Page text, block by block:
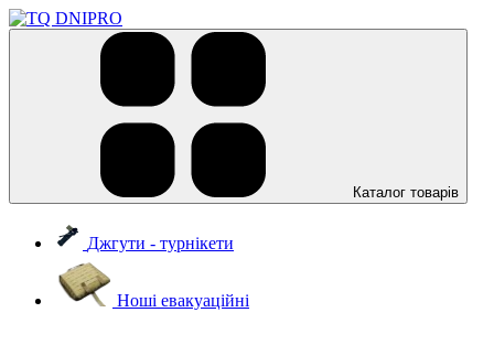
Каталог товарів
Джгути - турнікети
Ноші евакуаційні